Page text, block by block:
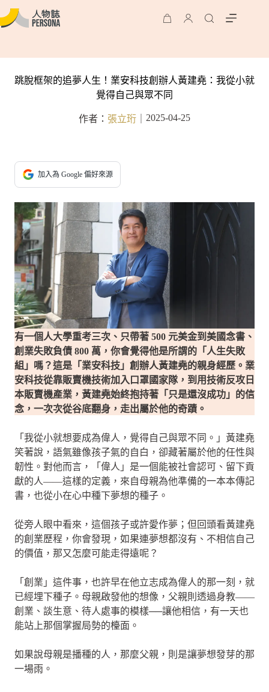
跳脫框架的追夢人生！業安科技創辦人黃建堯：我從小就
覺得自己與眾不同
作者： 張立珩 2025-04-25
加入為 Google 偏好來源
有一個人大學重考三次、只帶著 500 元美金到美國念書、
創業失敗負債 800 萬，你會覺得他是所謂的「人生失敗
組」嗎？這是「業安科技」創辦人黃建堯的親身經歷。業
安科技從靠販賣機技術加入口罩國家隊，到用技術反攻日
本販賣機產業，黃建堯始終抱持著「只是還沒成功」的信
念，一次次從谷底翻身，走出屬於他的奇蹟。
「我從小就想要成為偉人，覺得自己與眾不同。」黃建堯
笑著說，語氣雖像孩子氣的自白，卻藏著屬於他的任性與
韌性。對他而言，「偉人」是一個能被社會認可、留下貢
獻的人——這樣的定義，來自母親為他準備的一本本傳記
書，也從小在心中種下夢想的種子。
從旁人眼中看來，這個孩子或許愛作夢；但回頭看黃建堯
的創業歷程，你會發現，如果連夢想都沒有、不相信自己
的價值，那又怎麼可能走得遠呢？
「創業」這件事，也許早在他立志成為偉人的那一刻，就
已經埋下種子。母親啟發他的想像，父親則透過身教——
創業、談生意、待人處事的模樣──讓他相信，有一天也
能站上那個掌握局勢的檯面。
如果說母親是播種的人，那麼父親，則是讓夢想發芽的那
一場雨。